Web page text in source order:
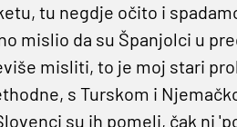
tu negdje očito i
mislio da su Španjolci u
misliti, to je moj stari
s Turskom i
su ih pomeli, čak ni